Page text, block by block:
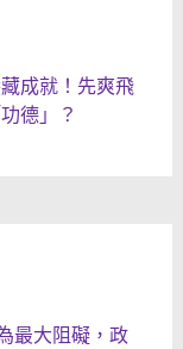
成就！先爽飛
德」？
最大阻礙，政